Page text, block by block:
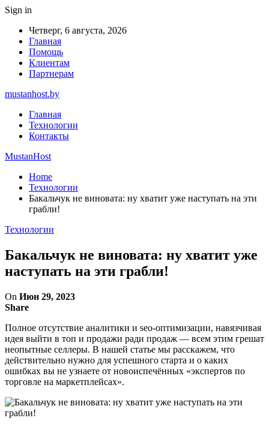
Sign in
Четверг, 6 августа, 2026
Главная
Помощь
Клиентам
Партнерам
mustanhost.by
Главная
Технологии
Контакты
MustanHost
Home
Технологии
Бакальчук не виновата: ну хватит уже наступать на эти
грабли!
Технологии
Бакальчук не виновата: ну хватит уже
наступать на эти грабли!
On Июн 29, 2023
Share
Полное отсутствие аналитики и seo-оптимизации, навязчивая
идея выйти в топ и продажи ради продаж — всем этим грешат
неопытные селлеры. В нашей статье мы расскажем, что
действительно нужно для успешного старта и о каких
ошибках вы не узнаете от новоиспечённых «экспертов по
торговле на маркетплейсах».